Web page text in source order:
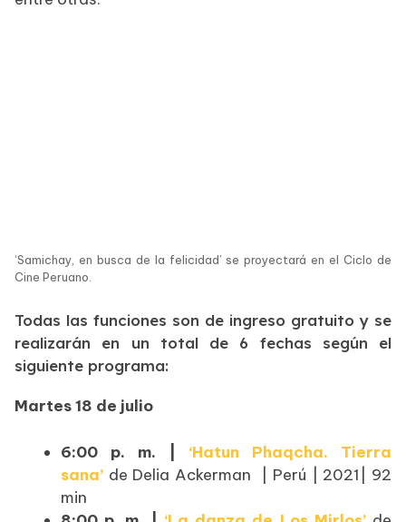
‘Samichay, en busca de la felicidad’ se proyectará en el Ciclo de
Cine Peruano.
Todas las funciones son de ingreso gratuito y se
realizarán en un total de 6 fechas según el
siguiente programa:
Martes 18 de julio
6:00 p. m. | ‘Hatun Phaqcha. Tierra
sana’ de Delia Ackerman | Perú | 2021| 92
min